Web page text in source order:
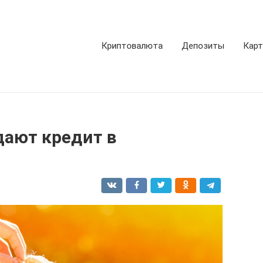
Криптовалюта Депозиты
кредит в